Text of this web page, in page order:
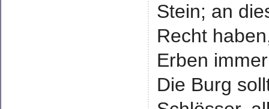
Stein; an
Recht
Erben
Die Burg